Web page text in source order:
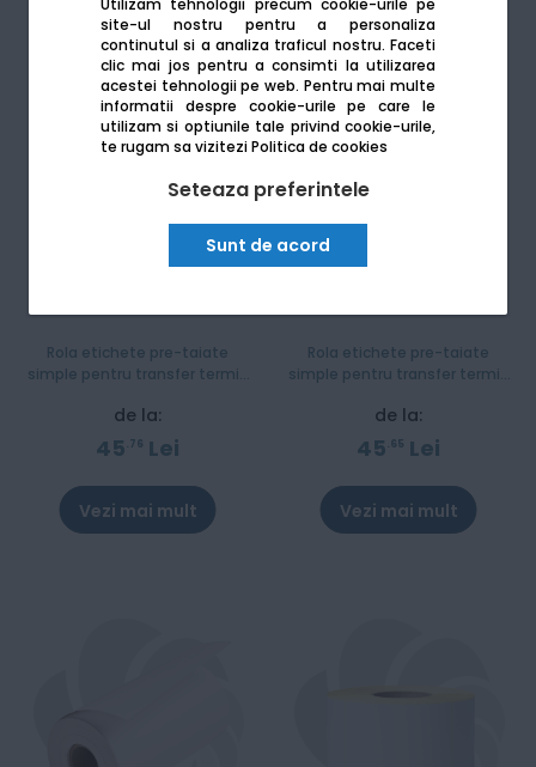
Utilizam tehnologii precum cookie-urile pe
site-ul nostru pentru a personaliza
continutul si a analiza traficul nostru. Faceti
clic mai jos pentru a consimti la utilizarea
acestei tehnologii pe web. Pentru mai multe
informatii despre cookie-urile pe care le
utilizam si optiunile tale privind cookie-urile,
te rugam sa viziteziPolitica de cookies
Seteaza preferintele
Sunt de acord
Rola etichete pre-taiate
simple pentru transfer termic
de la:
45 76 Lei
Vezi mai mult
Stoc epuizat
Rola etichete pre-taiate
simple pentru transfer termic
de la:
45 65 Lei
Vezi mai mult
Stoc epuizat